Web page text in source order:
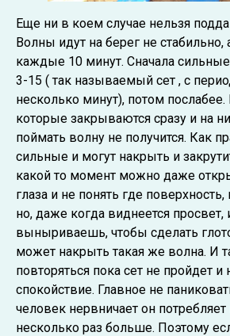
Еще ни в коем случае нельзя
Волны идут на берег не стабильно,
каждые 10 минут. Сначала
3-15 ( так называемый сет , с
несколько минут), потом
которые закрываются сразу и на
поймать волну не получится. Как
сильные и могут накрыть и
какой то момент можно даже
глаза и не понять где
но, даже когда виднеется просвет,
выныриваешь, чтобы сделать
может накрыть такая же волна. И
повторяться пока сет не пройдет и
спокойствие. Главное не
человек нервничает он
несколько раз больше. Поэтому